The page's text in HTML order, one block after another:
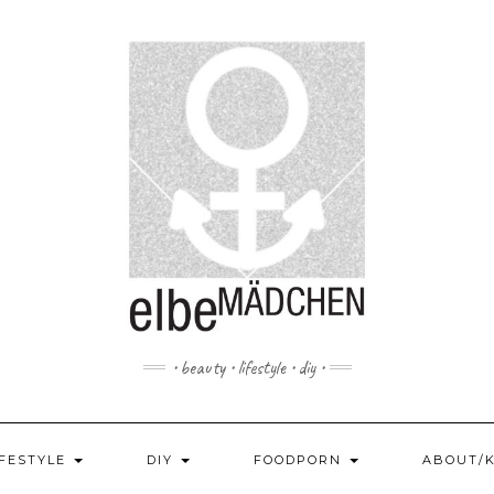
• beauty • lifestyle • diy •
DIY FOODPORN ABOUT/